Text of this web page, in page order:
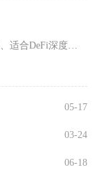
05-17
03-24
06-18